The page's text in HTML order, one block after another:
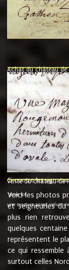
Achat du château de
"l'an mil six cent
nommé fut présent
vend, purement
et chavannes
que le dit seigneur
de la Velliere tout
présent......"
suivent les rentes,
Ci contre les
vente du château de
"3ème lot
une mazure assez
Voici les photos
et seigneuries
plus rien
quelques
représentent le
ce qui ressemble
surtout celles